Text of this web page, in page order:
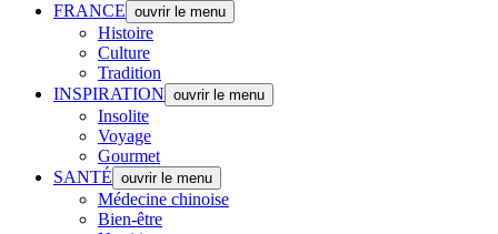
FRANCE ouvrir le menu
Histoire
Culture
Tradition
INSPIRATION ouvrir le menu
Insolite
Voyage
Gourmet
SANTÉ ouvrir le menu
Médecine chinoise
Bien-être